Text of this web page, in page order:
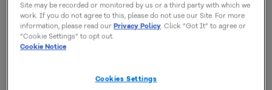
ponga en contacto con su empresa, lo que permite
que esté disponible las 24 horas del día, los siete días
de la semana para atender las demandas de los
fidelización de los clientes.
Site may be recorded or monitored by us or a third party with which we
work. If you do not agree to this, please do not use our Site. For more
information, please read ourPrivacy Policy. Click “Got It” to agree or
“Cookie Settings” to opt out.
Cookie Notice
Cookies Settings